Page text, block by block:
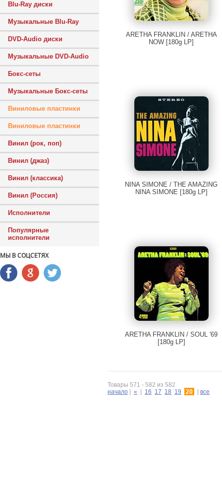
Blu-Ray диски
Музыкальные Blu-Ray
DVD-Audio диски
Музыкальные DVD-Audio
Бокс-сеты
Музыкальные Бокс-сеты
Виниловые пластинки
Виниловые пластинки
Винил (рок, поп)
Винил (джаз)
Винил (классика)
Винил (Россия)
Исполнители
Популярные
исполнители
МЫ В СОЦСЕТЯХ
ARETHA FRANKLIN / ARETHA
NOW [180g LP]
NINA SIMONE / THE AMAZING
NINA SIMONE [180g LP]
ARETHA FRANKLIN / SOUL '69
[180g LP]
Товары 571 - 582 из 582
начало
« 16 17 18 19 20 все